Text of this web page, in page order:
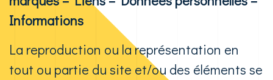
Informations
La reproduction ou la représentation en
tout ou partie du site et/ou des éléments se